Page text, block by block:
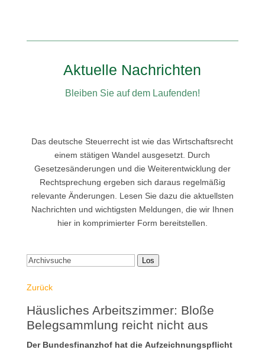
Aktuelle Nachrichten
Bleiben Sie auf dem Laufenden!
Das deutsche Steuerrecht ist wie das Wirtschaftsrecht
einem stätigen Wandel ausgesetzt. Durch
Gesetzesänderungen und die Weiterentwicklung der
Rechtsprechung ergeben sich daraus regelmäßig
relevante Änderungen. Lesen Sie dazu die aktuellsten
Nachrichten und wichtigsten Meldungen, die wir Ihnen
hier in komprimierter Form bereitstellen.
Los
Zurück
Häusliches Arbeitszimmer: Bloße
Belegsammlung reicht nicht aus
Der Bundesfinanzhof hat die Aufzeichnungspflicht